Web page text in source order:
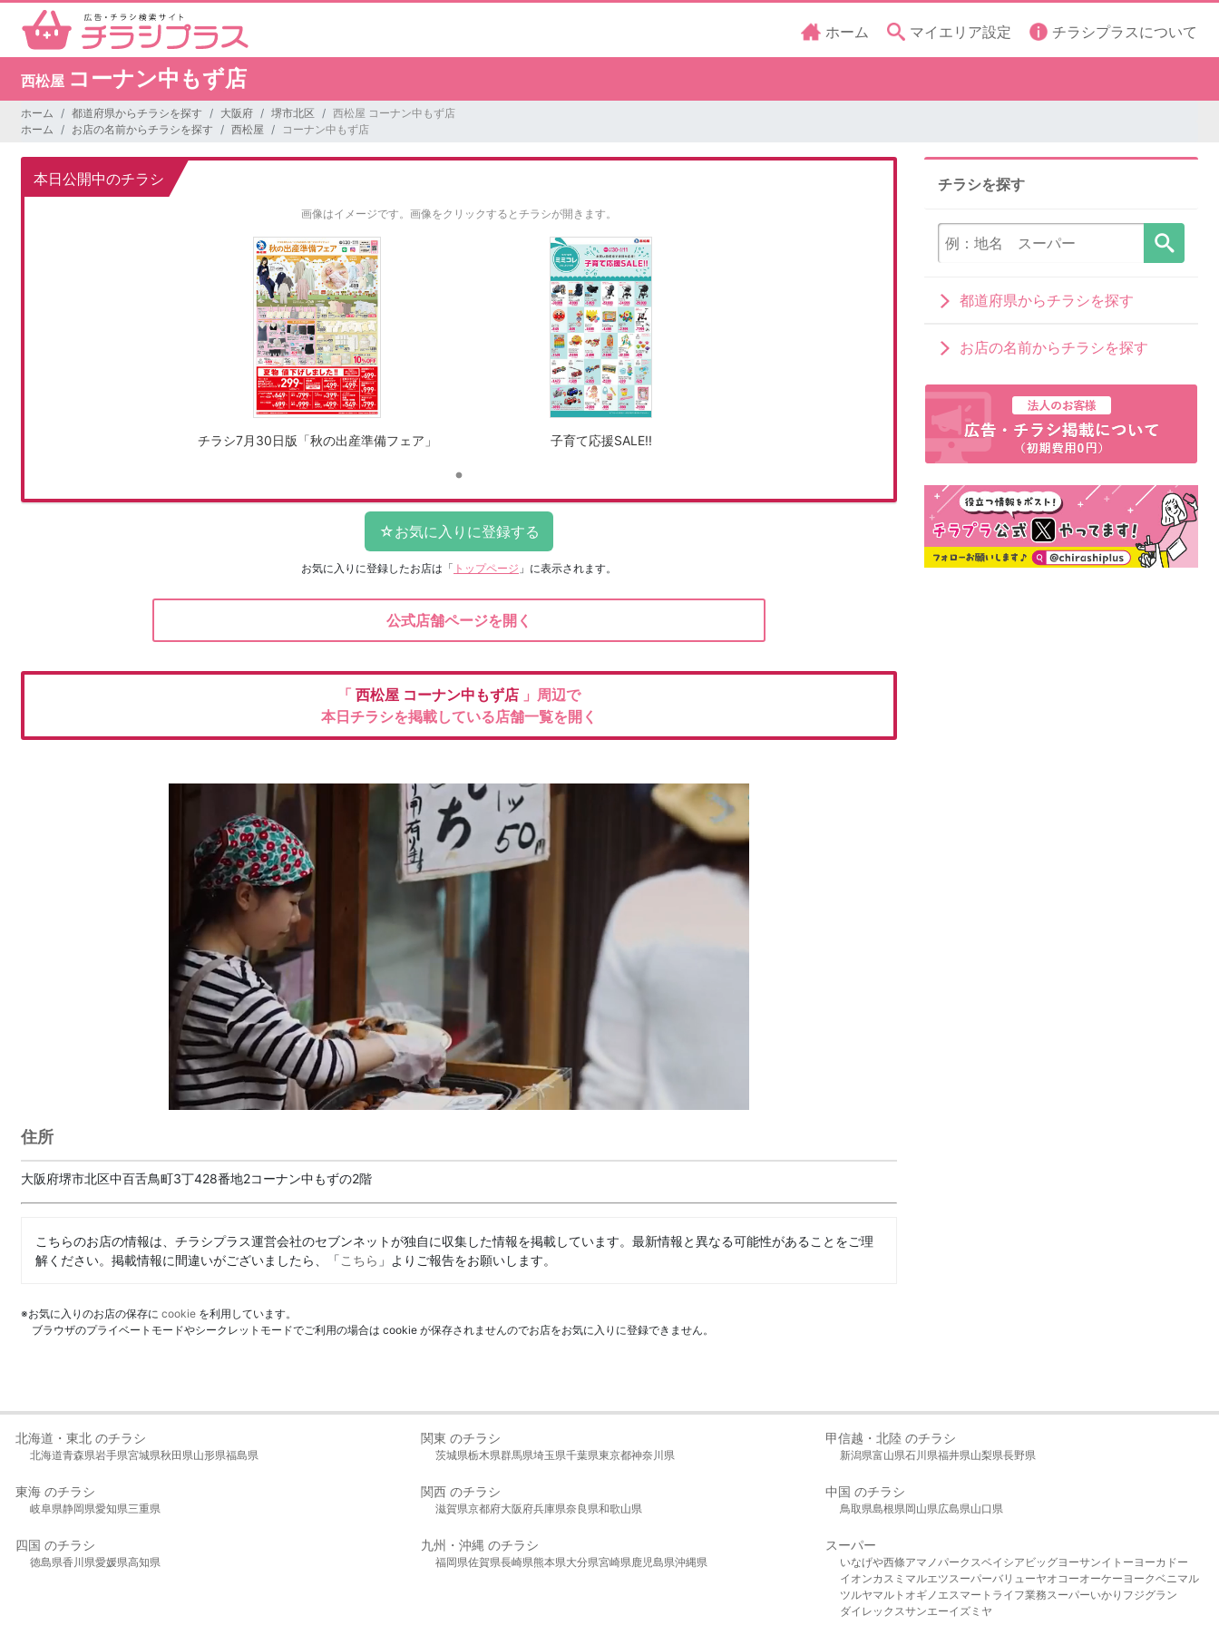
ホーム マイエリア設定 チラシプラスについて
西松屋 コーナン中もず店
ホーム 都道府県からチラシを探す 大阪府 堺市北区
西松屋 コーナン中もず店
ホーム
お店の名前からチラシを探す 西松屋 コーナン中もず店
本日公開中のチラシ
画像はイメージです。 画像をクリックするとチラシが開きます。
チラシ7月30日版「秋の出産準備フェア」 子育て応援SALE!!
お気に入りに登録したお店は 「 トップページ 」に表示されます。
公式店舗ページを開く
「 西松屋 コーナン中もず店 」周辺で
本日チラシを掲載している店舗一覧を開く
住所
大阪府堺市北区中百舌鳥町3丁428番地2コーナン中もずの2階
こちらのお店の情報は、チラシプラス運営会社のセブンネットが独自に収集した情報を掲載しています。最新情報と異なる可能性があることをご理
解ください。掲載情報に間違いがございましたら、「こちら 」よりご報告をお願いします。
※お気に入りのお店の保存に cookie を利用しています。
ブラウザのプライベートモードやシークレットモードでご利用の場合は cookie が保存されませんのでお店をお気に入りに登録できません。
チラシを探す
都道府県からチラシを探す
お店の名前からチラシを探す
北海道・東北 のチラシ
北海道青森県岩手県宮城県秋田県山形県福島県
関東 のチラシ
茨城県栃木県群馬県埼玉県千葉県東京都神奈川県
甲信越・北陸 のチラシ
新潟県富山県石川県福井県山梨県長野県
東海 のチラシ
岐阜県静岡県愛知県三重県
関西 のチラシ
滋賀県京都府大阪府兵庫県奈良県和歌山県
中国 のチラシ
鳥取県島根県岡山県広島県山口県
四国 のチラシ
徳島県香川県愛媛県高知県
九州・沖縄 のチラシ
福岡県佐賀県長崎県熊本県大分県宮崎県鹿児島県沖縄県
スーパー
いなげや西條アマノパークスベイシア ビッグヨーサンイトーヨーカドー
イオンカスミ マルエツスーパーバリューヤオコーオーケー ヨークベニマル
ツルヤマルト オギノ エスマート ライフ業務スーパーいかり フジグラン
ダイレックスサンエーイズミヤ